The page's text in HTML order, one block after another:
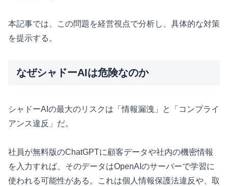
本記事では、この問題を経営視点で分析し、具体的な対策
を提示する。
なぜシャドーAIは危険なのか
シャドーAIの最大のリスクは「情報漏洩」と「コンプライ
アンス違反」だ。
社員が無料版のChatGPTに顧客データや社内の機密情報
を入力すれば、そのデータはOpenAIのサーバーで学習に
使われる可能性がある。これは個人情報保護法違反や、取